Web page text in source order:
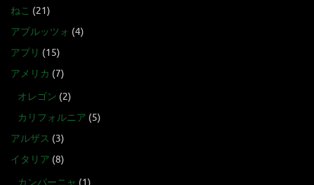
ねこ (21)
アブルッツォ (4)
アプリ (15)
アメリカ (7)
オレゴン (2)
カリフォルニア (5)
アルザス (3)
イタリア (8)
カンパーニャ (1)